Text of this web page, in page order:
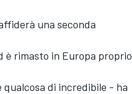
una seconda
è rimasto in Europa proprio
qualcosa di incredibile - ha